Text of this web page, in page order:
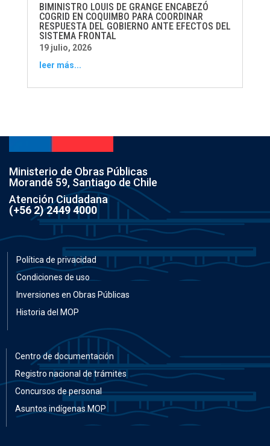
BIMINISTRO LOUIS DE GRANGE ENCABEZÓ
COGRID EN COQUIMBO PARA COORDINAR
RESPUESTA DEL GOBIERNO ANTE EFECTOS DEL
SISTEMA FRONTAL
19 julio, 2026
leer más...
Ministerio de Obras Públicas
Morandé 59, Santiago de Chile
Atención Ciudadana
(+56 2) 2449 4000
Política de privacidad
Condiciones de uso
Inversiones en Obras Públicas
Historia del MOP
Centro de documentación
Registro nacional de trámites
Concursos de personal
Asuntos indígenas MOP